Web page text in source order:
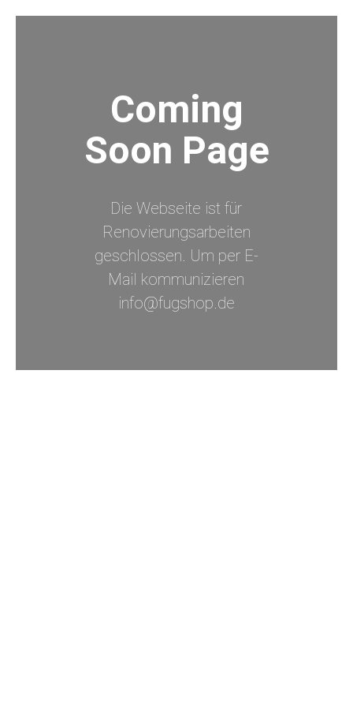
Coming
Soon Page
Die Webseite ist für
Renovierungsarbeiten
geschlossen. Um per E-
Mail kommunizieren
info@fugshop.de